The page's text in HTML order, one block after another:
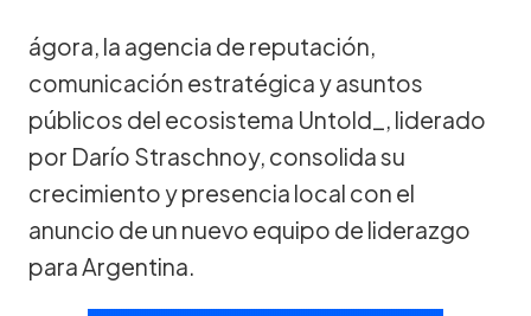
ágora, la agencia de reputación,
comunicación estratégica y asuntos
públicos del ecosistema Untold_, liderado
por Darío Straschnoy, consolida su
crecimiento y presencia local con el
anuncio de un nuevo equipo de liderazgo
para Argentina.